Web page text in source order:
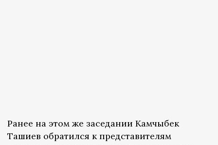
Ранее на этом же заседании Камчыбек
Ташиев обратился к представителям